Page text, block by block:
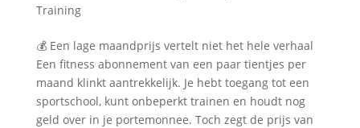
Training
💰 Een lage maandprijs vertelt niet het hele verhaal
Een fitness abonnement van een paar tientjes per
maand klinkt aantrekkelijk. Je hebt toegang tot een
sportschool, kunt onbeperkt trainen en houdt nog
geld over in je portemonnee. Toch zegt de prijs van